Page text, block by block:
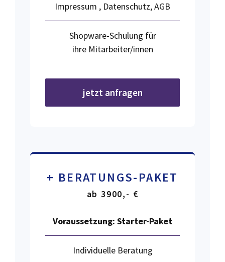
Impressum , Datenschutz, AGB
Shopware-Schulung für
ihre Mitarbeiter/innen
jetzt anfragen
+ BERATUNGS-PAKET
ab 3900,- €
Voraussetzung: Starter-Paket
Individuelle Beratung